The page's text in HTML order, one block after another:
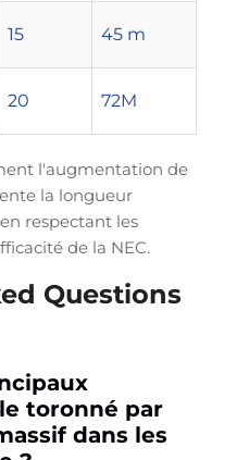
15 45 m
20 72M
l'augmentation de
la longueur
respectant les
de la NEC.
Questions
toronné par
dans les